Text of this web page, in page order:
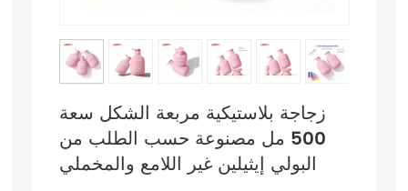
زجاجة بلاستيكية مربعة الشكل سعة
500 مل مصنوعة حسب الطلب من
البولي إيثيلين غير اللامع والمخملي